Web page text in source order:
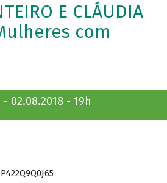
E CLÁUDIA
com
02.08.2018 - 19h